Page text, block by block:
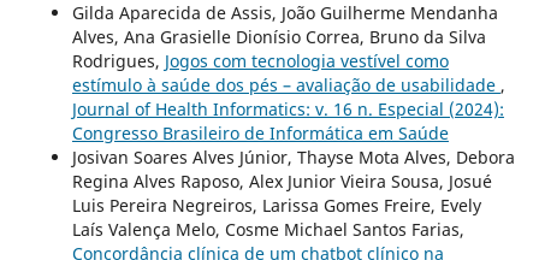
Gilda Aparecida de Assis, João Guilherme Mendanha
Alves, Ana Grasielle Dionísio Correa, Bruno da Silva
Rodrigues, Jogos com tecnologia vestível como
estímulo à saúde dos pés – avaliação de usabilidade ,
Journal of Health Informatics: v. 16 n. Especial (2024):
Congresso Brasileiro de Informática em Saúde
Josivan Soares Alves Júnior, Thayse Mota Alves, Debora
Regina Alves Raposo, Alex Junior Vieira Sousa, Josué
Luis Pereira Negreiros, Larissa Gomes Freire, Evely
Laís Valença Melo, Cosme Michael Santos Farias,
Concordância clínica de um chatbot clínico na